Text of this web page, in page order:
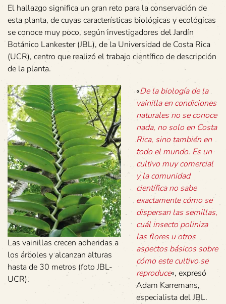
El hallazgo significa un gran reto para la conservación de
esta planta, de cuyas características biológicas y ecológicas
se conoce muy poco, según investigadores del Jardín
Botánico Lankester (JBL), de la Universidad de Costa Rica
(UCR), centro que realizó el trabajo científico de descripción
de la planta.
Las vainillas crecen adheridas a
los árboles y alcanzan alturas
hasta de 30 metros (foto JBL-
UCR).
«De la biología de la
vainilla en condiciones
naturales no se conoce
nada, no solo en Costa
Rica, sino también en
todo el mundo. Es un
cultivo muy comercial
y la comunidad
científica no sabe
exactamente cómo se
dispersan las semillas,
cuál insecto poliniza
las flores u otros
aspectos básicos sobre
cómo este cultivo se
reproduce«, expresó
Adam Karremans,
especialista del JBL.